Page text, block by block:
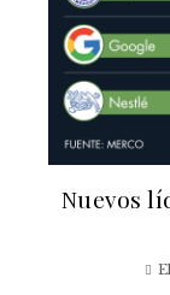
Nuevos